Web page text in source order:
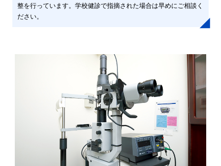
整を行っています。学校健診で指摘された場合は早めにご相談く
ださい。